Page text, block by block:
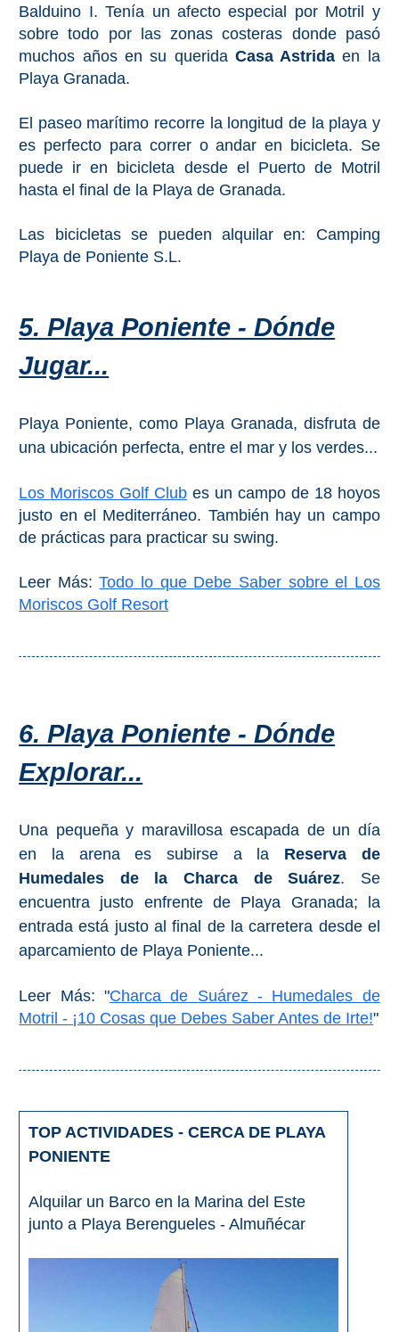
Balduino I. Tenía un afecto especial por Motril y
sobre todo por las zonas costeras donde pasó
muchos años en su querida Casa Astrida en la
Playa Granada.
El paseo marítimo recorre la longitud de la playa y
es perfecto para correr o andar en bicicleta. Se
puede ir en bicicleta desde el Puerto de Motril
hasta el final de la Playa de Granada.
Las bicicletas se pueden alquilar en: Camping
Playa de Poniente S.L.
5. Playa Poniente - Dónde
Jugar...
Playa Poniente, como Playa Granada, disfruta de
una ubicación perfecta, entre el mar y los verdes...
Los Moriscos Golf Club es un campo de 18 hoyos
justo en el Mediterráneo. También hay un campo
de prácticas para practicar su swing.
Leer Más:Todo lo que Debe Saber sobre el Los
Moriscos Golf Resort
6. Playa Poniente - Dónde
Explorar...
Una pequeña y maravillosa escapada de un día
en la arena es subirse a la Reserva de
Humedales de la Charca de Suárez. Se
encuentra justo enfrente de Playa Granada; la
entrada está justo al final de la carretera desde el
aparcamiento de Playa Poniente...
Leer Más: "Charca de Suárez - Humedales de
Motril - ¡10 Cosas que Debes Saber Antes de Irte!"
TOP ACTIVIDADES - CERCA DE PLAYA
PONIENTE
Alquilar un Barco en la Marina del Este
junto a Playa Berengueles - Almuñécar